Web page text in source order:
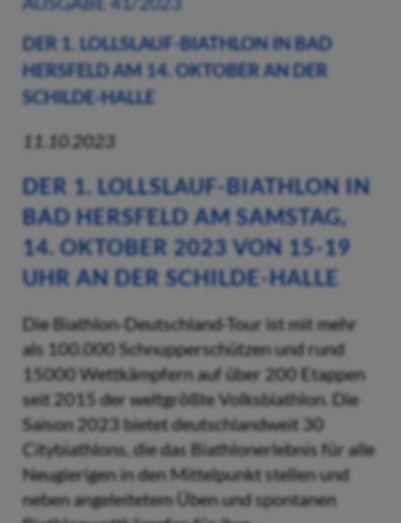
DER 1. LOLLSLAUF-BIATHLON IN BAD
HERSFELD AM 14. OKTOBER AN DER
SCHILDE-HALLE
11.10.2023
DER 1. LOLLSLAUF-BIATHLON IN
BAD HERSFELDAM SAMSTAG,
14. OKTOBER 2023 VON 15-19
UHR AN DER SCHILDE-HALLE
Die Biathlon-Deutschland-Tour ist mit mehr
als 100.000 Schnupperschützen und rund
15000 Wettkämpfern auf über 200 Etappen
seit 2015 der weltgrößte Volksbiathlon. Die
Saison 2023 bietet deutschlandweit 30
Citybiathlons, die das Biathlonerlebnis für alle
Neugierigen in den Mittelpunkt stellen und
neben angeleitetem Üben und spontanen